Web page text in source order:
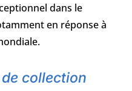
dans le
en réponse à
de collection